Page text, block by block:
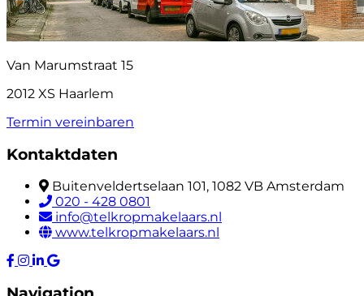
Van Marumstraat 15
2012 XS Haarlem
Termin vereinbaren
Kontaktdaten
Buitenveldertselaan 101, 1082 VB Amsterdam
020 - 428 0801
info@telkropmakelaars.nl
www.telkropmakelaars.nl